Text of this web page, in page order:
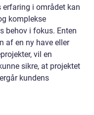
erfaring i området kan
komplekse
behov i fokus. Enten
af en ny have eller
vil en
sikre, at projektet
kundens